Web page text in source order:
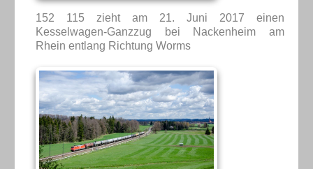
152 115 zieht am 21. Juni 2017 einen
Kesselwagen-Ganzzug bei Nackenheim am
Rhein entlang Richtung Worms